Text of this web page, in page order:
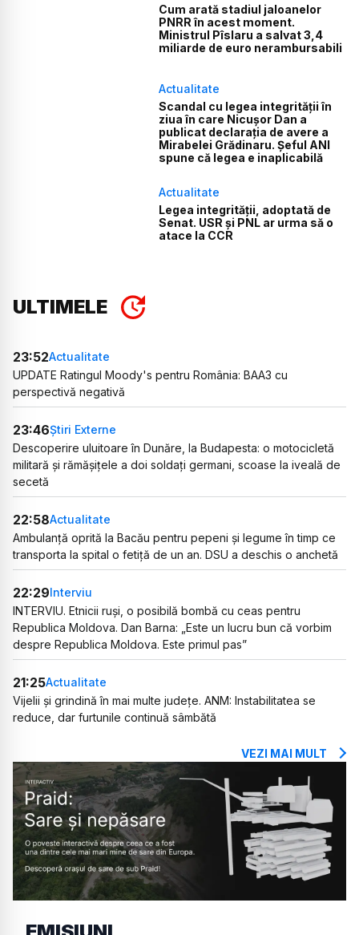
Cum arată stadiul jaloanelor
PNRR în acest moment.
Ministrul Pîslaru a salvat 3,4
miliarde de euro nerambursabili
Actualitate
Scandal cu legea integrității în
ziua în care Nicușor Dan a
publicat declarația de avere a
Mirabelei Grădinaru. Șeful ANI
spune că legea e inaplicabilă
Actualitate
Legea integrității, adoptată de
Senat. USR și PNL ar urma să o
atace la CCR
ULTIMELE
23:52Actualitate
UPDATE Ratingul Moody's pentru România: BAA3 cu
perspectivă negativă
23:46Știri Externe
Descoperire uluitoare în Dunăre, la Budapesta: o motocicletă
militară și rămășițele a doi soldați germani, scoase la iveală de
secetă
22:58Actualitate
Ambulanță oprită la Bacău pentru pepeni și legume în timp ce
transporta la spital o fetiță de un an. DSU a deschis o anchetă
22:29 Interviu
INTERVIU. Etnicii ruși, o posibilă bombă cu ceas pentru
Republica Moldova. Dan Barna: „Este un lucru bun că vorbim
despre Republica Moldova. Este primul pas”
21:25Actualitate
Vijelii și grindină în mai multe județe. ANM: Instabilitatea se
reduce, dar furtunile continuă sâmbătă
VEZI MAI MULT